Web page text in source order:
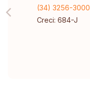
(34) 3256-3000
Creci: 684-J